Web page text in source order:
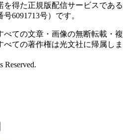
得た正規版配信サービスである
6091713号）です。
ての文章・画像の無断転載・複
ての著作権は光文社に帰属しま
Reserved.